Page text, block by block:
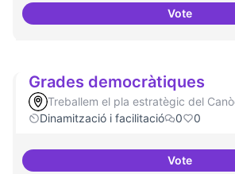
VoteIniciar
Grades democràtiques
Treballem el pla estratègic del
Dinamització i facilitació
0 0
VoteGrades